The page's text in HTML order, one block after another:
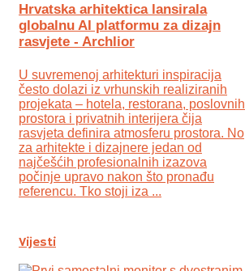
Hrvatska arhitektica lansirala
globalnu AI platformu za dizajn
rasvjete - Archlior
U suvremenoj arhitekturi inspiracija
često dolazi iz vrhunskih realiziranih
projekata – hotela, restorana, poslovnih
prostora i privatnih interijera čija
rasvjeta definira atmosferu prostora. No
za arhitekte i dizajnere jedan od
najčešćih profesionalnih izazova
počinje upravo nakon što pronađu
referencu. Tko stoji iza ...
Vijesti